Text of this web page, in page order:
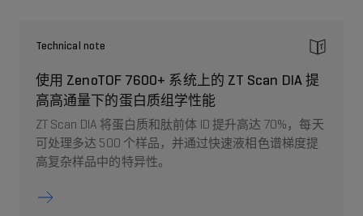
Technical note
使用 ZenoTOF 7600+ 系统上的 ZT Scan DIA 提
高高通量下的蛋白质组学性能
ZT Scan DIA 将蛋白质和肽前体 ID 提升高达 70%，每天
可处理多达 500 个样品，并通过快速液相色谱梯度提
高复杂样品中的特异性。